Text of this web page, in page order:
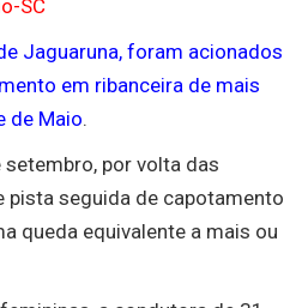
SC
Jaguaruna, foram acionados
em ribanceira de mais
de Maio.
por volta das
pista seguida de capotamento
queda equivalente a mais ou